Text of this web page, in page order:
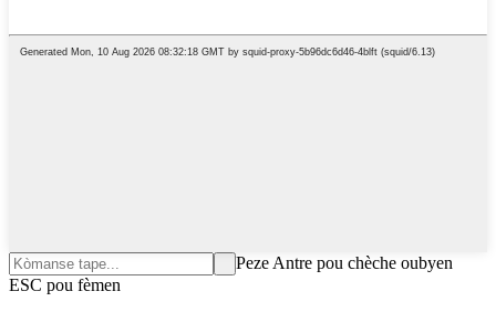
Peze Antre pou chèche oubyen
ESC pou fèmen